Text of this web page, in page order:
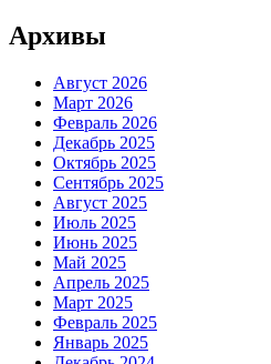
Архивы
Август 2026
Март 2026
Февраль 2026
Декабрь 2025
Октябрь 2025
Сентябрь 2025
Август 2025
Июль 2025
Июнь 2025
Май 2025
Апрель 2025
Март 2025
Февраль 2025
Январь 2025